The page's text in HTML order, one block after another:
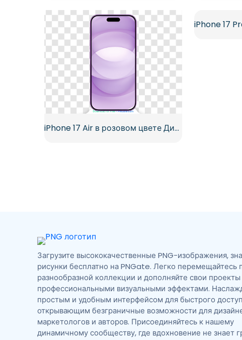
iPhone 17 Air в розовом цвете Дизайн Бесплатно PNG
Загрузите высококачественные PNG-изображения,
рисунки бесплатно на PNGate. Легко перемещайтесь
разнообразной коллекции и дополняйте свои проекты
профессиональными визуальными эффектами.
простым и удобным интерфейсом для быстрого
открывающим безграничные возможности для
маркетологов и авторов. Присоединяйтесь к нашему
динамичному сообществу, где вдохновение не знает